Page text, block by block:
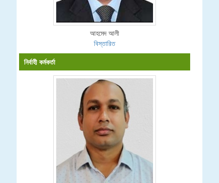
আহমেদ আলী
বিস্তারিত
নির্বাহী কর্মকর্তা